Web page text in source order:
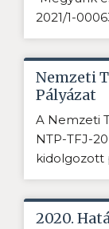
2021/1-
Nemzeti
Pályázat
A Nemzeti
NTP-TFJ-
kidolgozott
2020.